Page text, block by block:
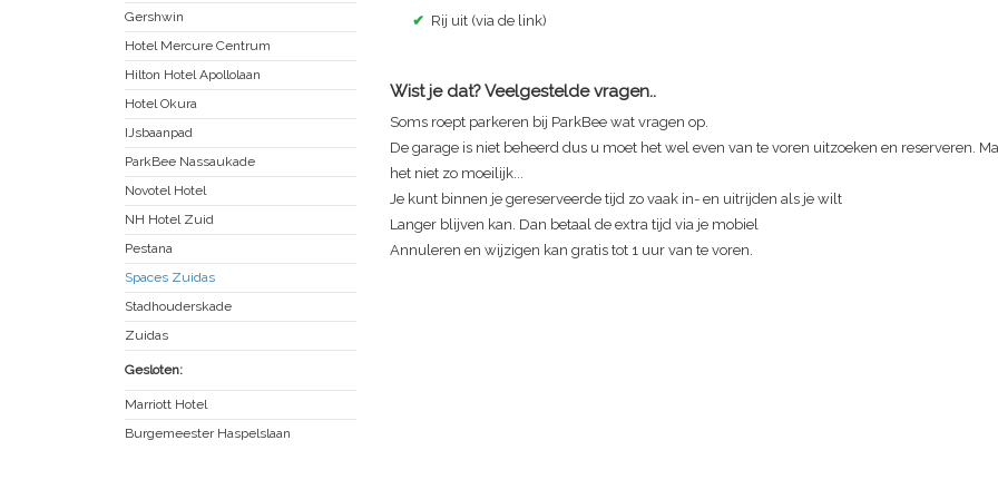
✔ Rij uit (via de link)
Wist je dat? Veelgestelde vragen..
Soms roept parkeren bij ParkBee wat vragen op.
De garage is niet beheerd dus u moet het wel even van te voren uitzoeken en reserveren.
het niet zo moeilijk...
Je kunt binnen je gereserveerde tijd zo vaak in- en uitrijden als je wilt
Langer blijven kan. Dan betaal de extra tijd via je mobiel
Annuleren en wijzigen kan gratis tot 1 uur van te voren.
Gershwin
Hotel Mercure Centrum
Hilton Hotel Apollolaan
Hotel Okura
IJsbaanpad
ParkBee Nassaukade
Novotel Hotel
NH Hotel Zuid
Pestana
Spaces Zuidas
Stadhouderskade
Zuidas
Gesloten:
Marriott Hotel
Burgemeester Haspelslaan